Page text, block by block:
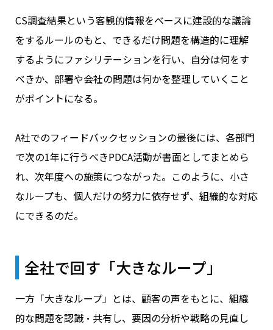
CS調査結果という客観的情報をベースに建設的な議論
をするルールのもと、できるだけ問題を構造的に理解
するようにファシリテーションを行い、自分は何をす
べきか、部署や会社の問題は何かを整理していくこと
がポイントになる。
A社でのフィードバックセッションの最後には、各部門
で次の1年に行うべきPDCA活動が書面としてまとめら
れ、次年度への施策につながった。このように、小さ
なループも、個人だけの努力に依存せず、組織的な対応
にできるのだ。
全社で回す「大きなループ」
一方「大きなループ」とは、顧客の声をもとに、組織
的な問題を認識・共有し、要因の分析や戦略の見直し